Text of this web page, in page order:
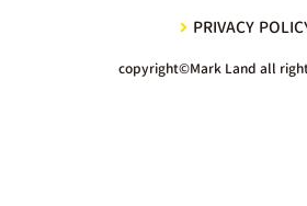
PRIVACY
copyright©Mark Land all